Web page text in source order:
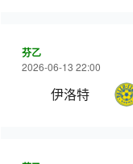
芬乙
2026-06-13 22:00
伊洛特